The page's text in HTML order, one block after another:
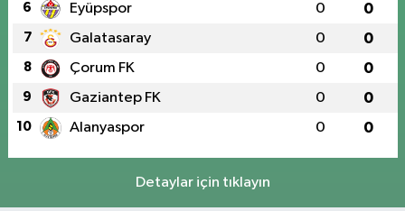
6 Eyüpspor 0 0
7 Galatasaray 0 0
8 Çorum FK 0 0
9 Gaziantep FK 0 0
10 Alanyaspor 0 0
Detaylar için tıklayın